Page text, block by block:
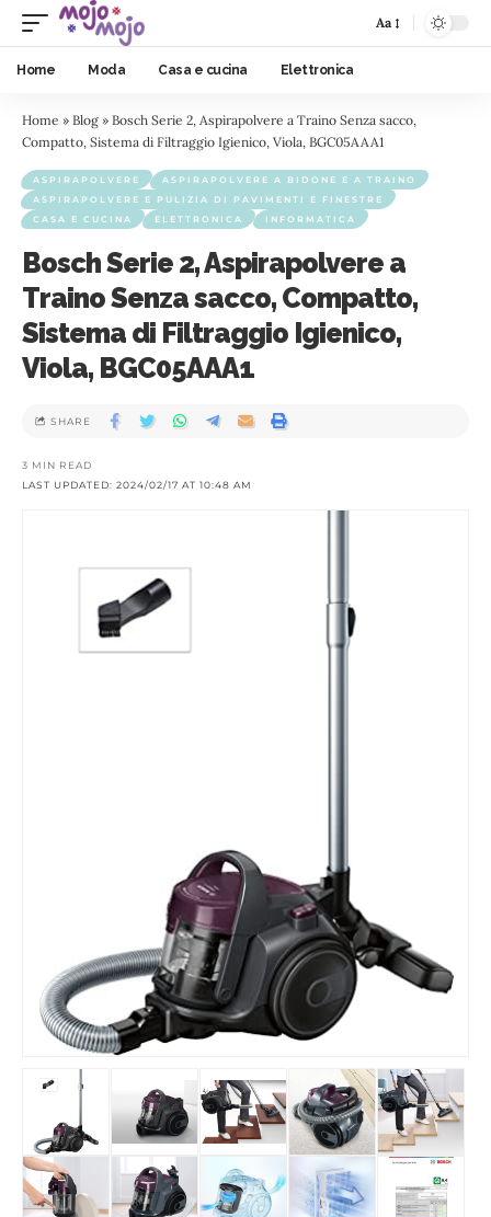
Aa
Home Moda Casa e cucina Elettronica
Home » Blog » Bosch Serie 2, Aspirapolvere a Traino Senza sacco,
Compatto, Sistema di Filtraggio Igienico, Viola, BGC05AAA1
ASPIRAPOLVERE
ASPIRAPOLVERE A BIDONE E A TRAINO
ASPIRAPOLVERE E PULIZIA DI PAVIMENTI E FINESTRE
CASA E CUCINA
ELETTRONICA INFORMATICA
Bosch Serie 2, Aspirapolvere a
Traino Senza sacco, Compatto,
Sistema di Filtraggio Igienico,
Viola, BGC05AAA1
LAST UPDATED: 2024/02/17 AT 10:48 AM
3 MIN READ
SHARE